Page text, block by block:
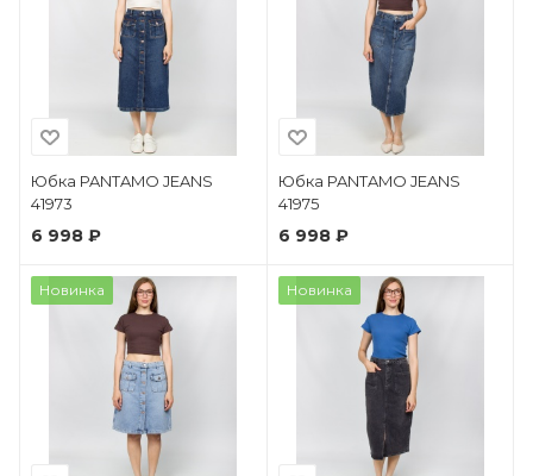
Юбка PANTAMO JEANS
41973
6 998 ₽
Юбка PANTAMO JEANS
41975
6 998 ₽
Новинка Новинка